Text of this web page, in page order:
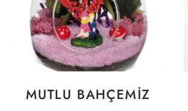
MUTLU BAHÇEMIZ